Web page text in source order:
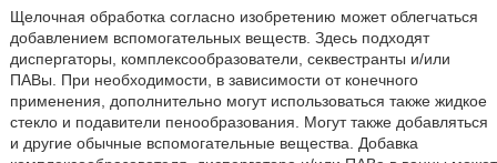
Щелочная обработка согласно изобретению может облегчаться
добавлением вспомогательных веществ. Здесь подходят
диспергаторы, комплексообразователи, секвестранты и/или
ПАВы. При необходимости, в зависимости от конечного
применения, дополнительно могут использоваться также жидкое
стекло и подавители пенообразования. Могут также добавляться
и другие обычные вспомогательные вещества. Добавка